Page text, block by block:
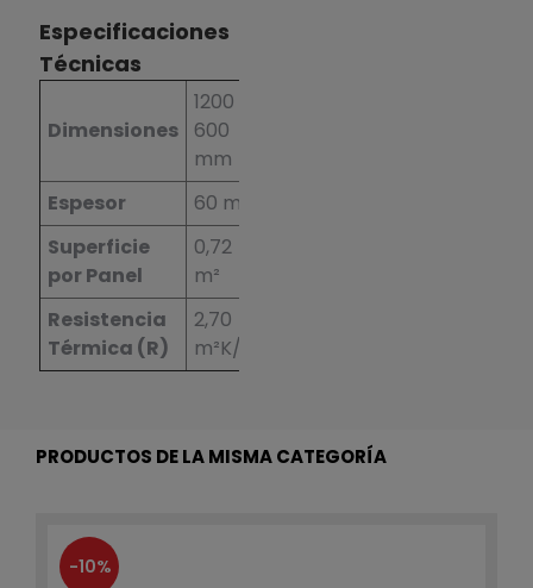
Especificaciones
Técnicas
Dimensiones
1200 x
600
mm
Espesor
60 mm
Superficie
por Panel
0,72
m²
Resistencia
Térmica (R)
2,70
m²K/W
PRODUCTOS DE LA MISMA CATEGORÍA
-10%